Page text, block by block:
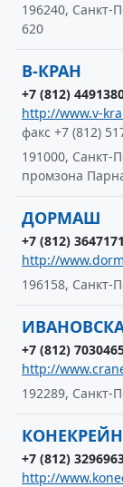
196240, Санкт-
620
В-КРАН
+7 (812)
http://www.v-
факс +7 (812)
191000, Санкт-
промзона
ДОРМАШ
+7 (812) 3647171
http://
196158, Санкт-
+7 (812)
http://
192289, Санкт-
+7 (812)
http://